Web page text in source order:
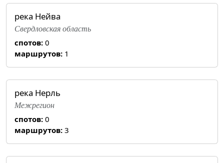
река Нейва
Свердловская область
спотов: 0
маршрутов: 1
река Нерль
Межрегион
спотов: 0
маршрутов: 3